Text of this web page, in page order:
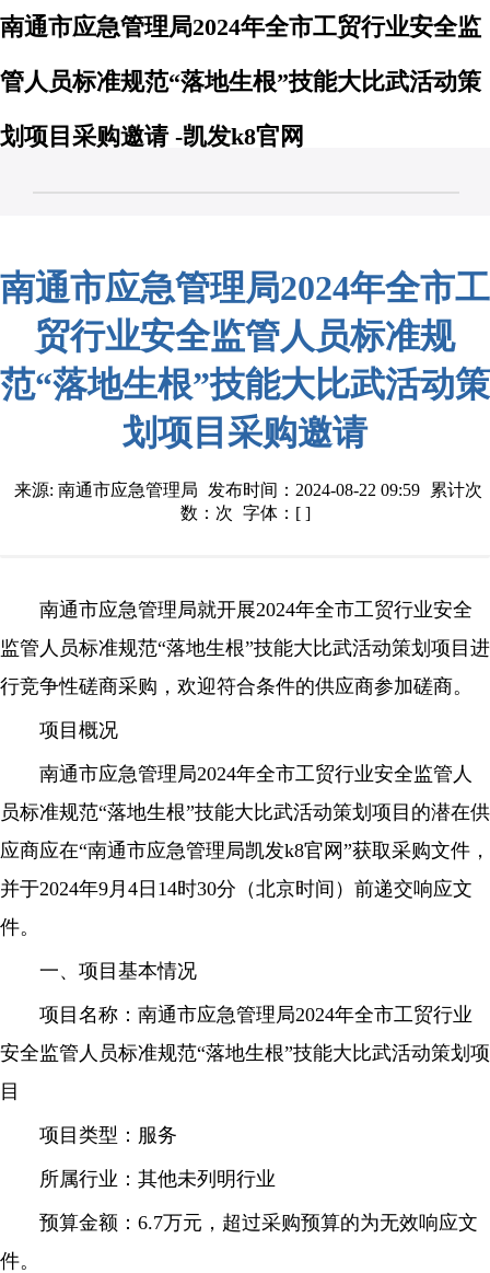
南通市应急管理局2024年全市工贸行业安全监
管人员标准规范“落地生根”技能大比武活动策
划项目采购邀请 -凯发k8官网
南通市应急管理局2024年全市工
贸行业安全监管人员标准规
范“落地生根”技能大比武活动策
划项目采购邀请
来源: 南通市应急管理局 发布时间：2024-08-22 09:59
累计次
数：次 字体：[ ]
南通市应急管理局就开展2024年全市工贸行业安全
监管人员标准规范“落地生根”技能大比武活动策划项目进
行竞争性磋商采购，欢迎符合条件的供应商参加磋商。
项目概况
南通市应急管理局2024年全市工贸行业安全监管人
员标准规范“落地生根”技能大比武活动策划项目的潜在供
应商应在“南通市应急管理局凯发k8官网”获取采购文件，
并于2024年9月4日14时30分（北京时间）前递交响应文
件。
一、项目基本情况
项目名称：南通市应急管理局2024年全市工贸行业
安全监管人员标准规范“落地生根”技能大比武活动策划项
目
项目类型：服务
所属行业：其他未列明行业
预算金额：6.7万元，超过采购预算的为无效响应文
件。